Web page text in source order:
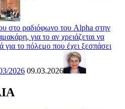
στο ραδιόφωνο του Alpha στην
για το αν χρειάζεται να
για το πόλεμο που έχει ξεσπάσει
2026 09.03.2026